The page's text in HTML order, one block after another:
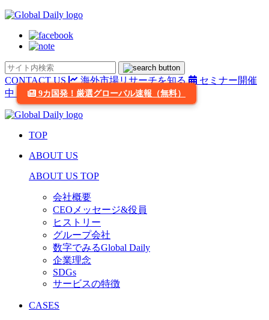
CONTACT US 海外市場リサーチを知る
セミナー開催
中
9カ国発！厳選グローバル速報（無料）
TOP
ABOUT US
ABOUT US TOP
会社概要
CEOメッセージ&役員
ヒストリー
グループ会社
数字でみるGlobal Daily
企業理念
SDGs
サービスの特徴
CASES